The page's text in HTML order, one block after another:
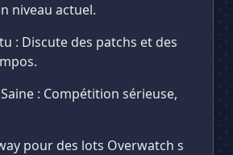
niveau actuel.
: Discute des patchs et des
: Compétition sérieuse,
pour des lots Overwatch s